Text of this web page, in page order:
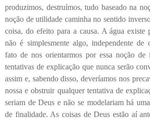
produzimos, destruímos, tudo baseado na
noção de utilidade caminha no sentido
coisa, do efeito para a causa. A água existe
não é simplesmente algo, independente de
fato de nos orientarmos por essa noção de
tentativas de explicação que nunca serão
assim e, sabendo disso, deveríamos nos
nossa e obstruir qualquer tentativa de
seriam de Deus e não se modelariam há
de finalidade. As coisas de Deus estão aí